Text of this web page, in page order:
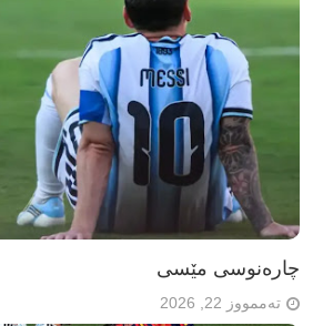
چارەنوسی مێسی
تەممووز 22, 2026